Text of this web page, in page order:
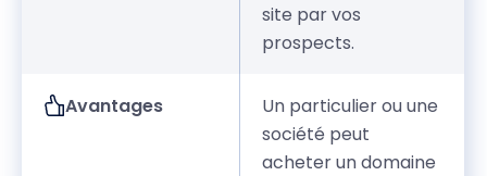
site par vos
prospects.
Avantages
Un particulier ou une
société peut
acheter un domaine